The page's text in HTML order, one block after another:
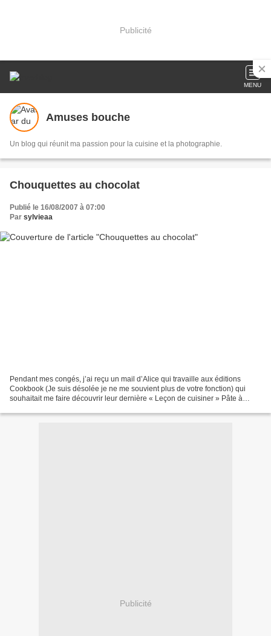
Publicité
MENU
Amuses bouche
Un blog qui réunit ma passion pour la cuisine et la photographie.
Chouquettes au chocolat
Publié le 16/08/2007 à 07:00
Par sylvieaa
Pendant mes congés, j’ai reçu un mail d’Alice qui travaille aux éditions
Cookbook (Je suis désolée je ne me souvient plus de votre fonction) qui
souhaitait me faire découvrir leur dernière « Leçon de cuisiner » Pâte à
Publicité